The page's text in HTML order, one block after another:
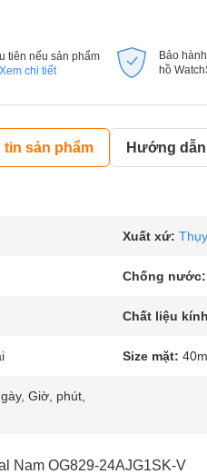
tiên nếu sản phẩm
Xem chi tiết
Bảo hành
hồ
tin sản phẩm Hướng
Xuất xứ:
Chống nước:
Chất liệu
Size mặt:
Giờ, phút,
Nam OG829-24AJG1SK-V